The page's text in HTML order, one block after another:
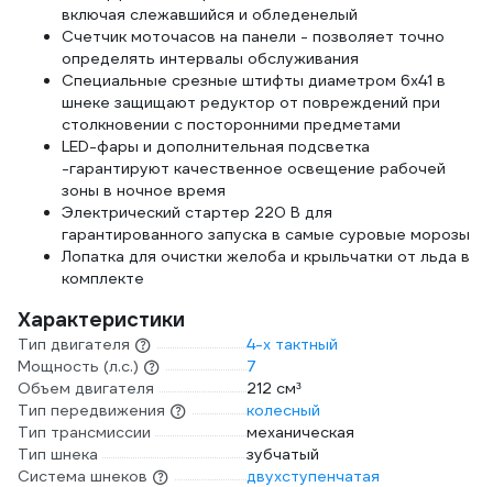
включая слежавшийся и обледенелый
Счетчик моточасов на панели - позволяет точно
определять интервалы обслуживания
Специальные срезные штифты диаметром 6x41 в
шнеке защищают редуктор от повреждений при
столкновении с посторонними предметами
LED-фары и дополнительная подсветка
-гарантируют качественное освещение рабочей
зоны в ночное время
Электрический стартер 220 В для
гарантированного запуска в самые суровые морозы
Лопатка для очистки желоба и крыльчатки от льда в
комплекте
Характеристики
Тип двигателя
4-х тактный
Мощность (л.с.)
7
Объем двигателя
212 см³
Тип передвижения
колесный
Тип трансмиссии
механическая
Тип шнека
зубчатый
Система шнеков
двухступенчатая